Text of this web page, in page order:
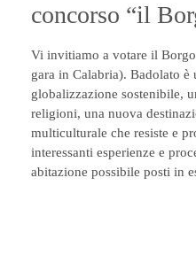
concorso “il
Vi invitiamo a votare il
gara in Calabria). Badolato è
globalizzazione sostenibile,
religioni, una nuova
multiculturale che resiste e
interessanti esperienze e
abitazione possibile posti in